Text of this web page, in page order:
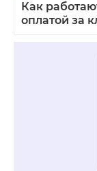
Как
оплатой за